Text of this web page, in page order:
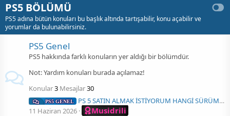
PS5 BÖLÜMÜ
PS5 adına bütün konuları bu başlık altında tartışabilir, konu açabilir ve
yorumlar da bulunabilirsiniz.
PS5 Genel
PS5 hakkında farklı konuların yer aldığı bir bölümdür.
Not: Yardım konuları burada açılamaz!
Konular3 Mesajlar30
PS5 GENEL
PS 5 SATIN ALMAK İSTİYORUM HANGİ SÜRÜM ALMALIYIM
11 Haziran 2026
Musidrili